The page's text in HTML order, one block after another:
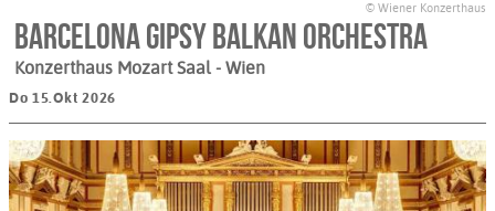
© Wiener Konzerthaus
Barcelona Gipsy balKan Orchestra
Konzerthaus Mozart Saal - Wien
Do 15.Okt 2026